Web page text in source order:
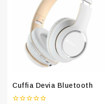
Cuffia Devia Bluetooth